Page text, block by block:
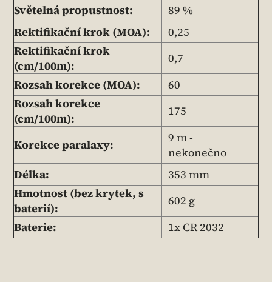
Světelná propustnost:
89 %
Rektifikační krok (MOA):
0,25
Rektifikační krok
(cm/100m):
0,7
Rozsah korekce (MOA):
60
Rozsah korekce
(cm/100m):
175
Korekce paralaxy:
9 m -
nekonečno
Délka:
353 mm
Hmotnost (bez krytek, s
baterií):
602 g
Baterie:
1x CR 2032